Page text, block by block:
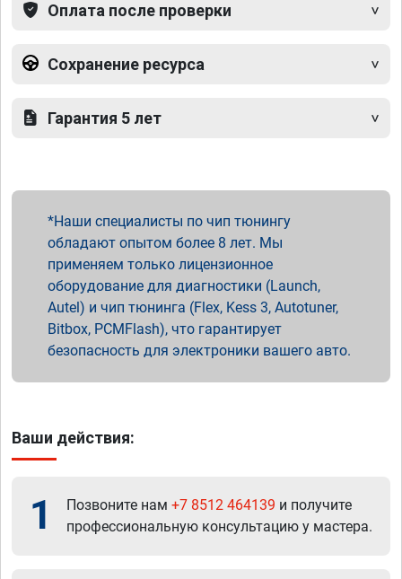
Оплата после проверки
Сохранение ресурса
Гарантия 5 лет
Наши специалисты по чип тюнингу
обладают опытом более 8 лет. Мы
применяем только лицензионное
оборудование для диагностики (Launch,
Autel) и чип тюнинга (Flex, Kess 3, Autotuner,
Bitbox, PCMFlash), что гарантирует
безопасность для электроники вашего авто.
Ваши действия:
1 Позвоните нам +7 8512 464139 и получите
профессиональную консультацию у мастера.